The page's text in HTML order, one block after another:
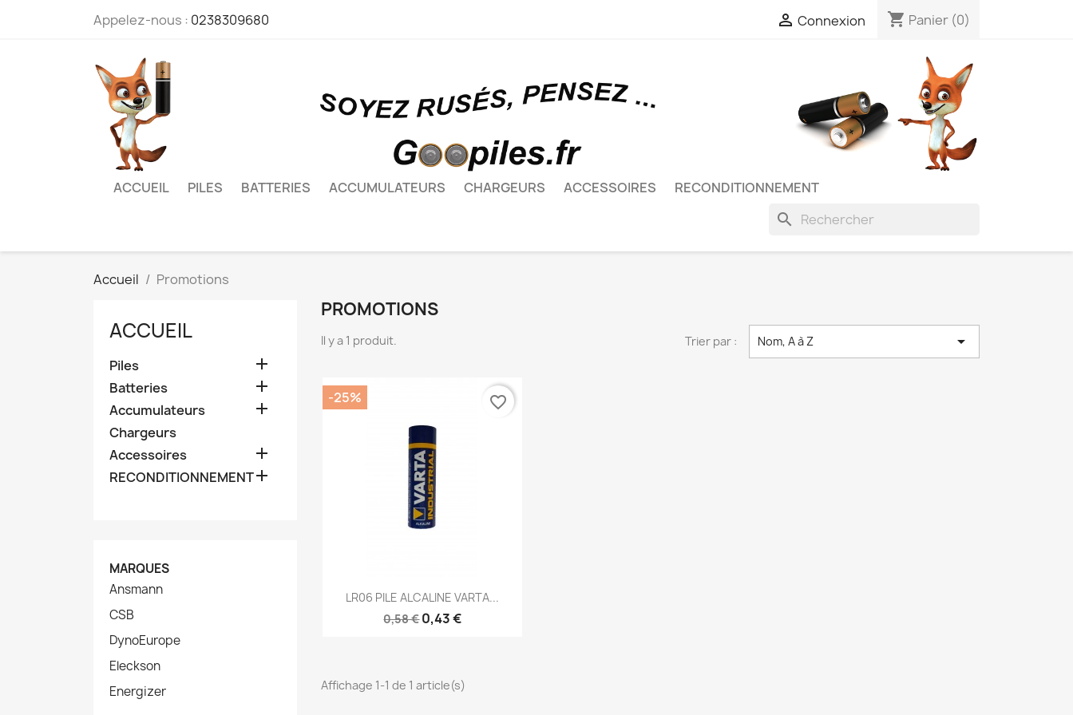
Appelez-nous : 0238309680  Connexion shopping_cart Panier (0)
ACCUEIL PILES BATTERIES ACCUMULATEURS CHARGEURS ACCESSOIRES RECONDITIONNEMENT
search
Accueil Promotions
ACCUEIL
Piles 
Batteries 
Accumulateurs 
Chargeurs
Accessoires

RECONDITIONNEMENT
MARQUES
Ansmann
CSB
DynoEurope
Eleckson
Energizer
PROMOTIONS
Il y a 1 produit. Trier par : Nom, A à Z 
Aperçu rapide
LR06 PILE ALCALINE VARTA...
0,58 €0,43 €
-25% favorite_border
Affichage 1-1 de 1 article(s)